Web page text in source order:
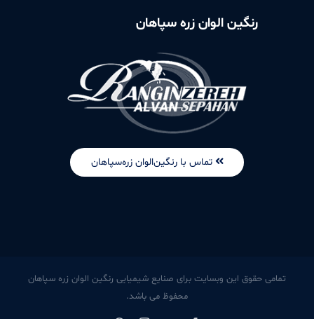
رنگین الوان زره سپاهان
تماس با رنگین‌الوان زره‌سپاهان
تمامی حقوق این وبسایت برای صنایع شیمیایی رنگین الوان زره سپاهان
محفوظ می باشد.